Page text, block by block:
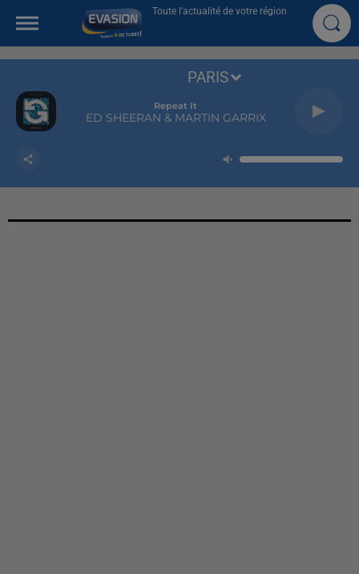
Toute l'actualité de votre région
Repeat It
ED SHEERAN & MARTIN GARRIX
PARIS